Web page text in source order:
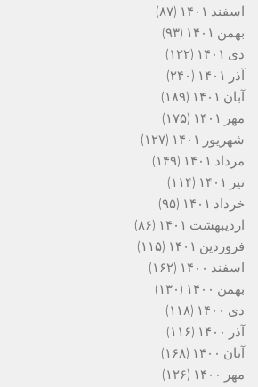
اسفند ۱۴۰۱
(۸۷)
بهمن ۱۴۰۱
(۹۳)
دی ۱۴۰۱
(۱۲۲)
آذر ۱۴۰۱
(۲۴۰)
آبان ۱۴۰۱
(۱۸۹)
مهر ۱۴۰۱
(۱۷۵)
شهریور ۱۴۰۱
(۱۲۷)
مرداد ۱۴۰۱
(۱۴۹)
تیر ۱۴۰۱
(۱۱۴)
خرداد ۱۴۰۱
(۹۵)
اردیبهشت ۱۴۰۱
(۸۶)
فروردین ۱۴۰۱
(۱۱۵)
اسفند ۱۴۰۰
(۱۶۲)
بهمن ۱۴۰۰
(۱۳۰)
دی ۱۴۰۰
(۱۱۸)
آذر ۱۴۰۰
(۱۱۶)
آبان ۱۴۰۰
(۱۶۸)
مهر ۱۴۰۰
(۱۲۶)